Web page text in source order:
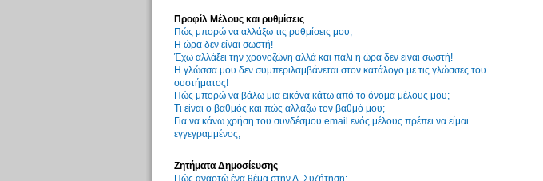
Προφίλ Μέλους και ρυθμίσεις
Πώς μπορώ να αλλάξω τις ρυθμίσεις μου;
Η ώρα δεν είναι σωστή!
Έχω αλλάξει την χρονοζώνη αλλά και πάλι η ώρα δεν είναι σωστή!
Η γλώσσα μου δεν συμπεριλαμβάνεται στον κατάλογο με τις γλώσσες του
συστήματος!
Πώς μπορώ να βάλω μια εικόνα κάτω από το όνομα μέλους μου;
Τι είναι ο βαθμός και πώς αλλάζω τον βαθμό μου;
Για να κάνω χρήση του συνδέσμου email ενός μέλους πρέπει να είμαι
εγγεγραμμένος;
Ζητήματα Δημοσίευσης
Πώς αναρτώ ένα θέμα στην Δ. Συζήτηση;